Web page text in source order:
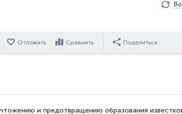
Отложить Сравнить Поделиться
и предотвращению образования